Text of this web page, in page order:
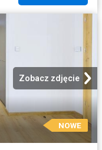
Zobacz zdjęcie
NOWE